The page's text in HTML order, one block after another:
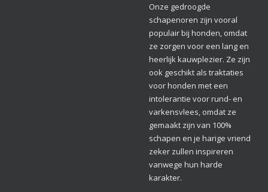
Onze gedroogde
schapenoren zijn vooral
populair bij honden, omdat
ze zorgen voor een lang en
heerlijk kauwplezier. Ze zijn
ook geschikt als traktaties
voor honden met een
intolerantie voor rund- en
varkensvlees, omdat ze
gemaakt zijn van 100%
schapen en je harige vriend
zeker zullen inspireren
vanwege hun harde
karakter.